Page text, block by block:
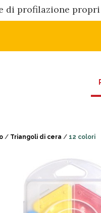
di profilazione
/ Triangoli di cera / 12 colori